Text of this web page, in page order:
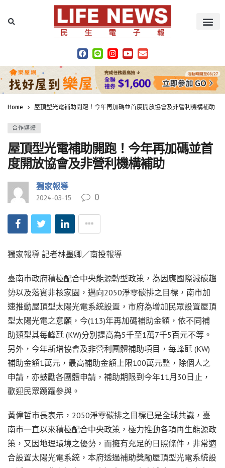
Home 屋頂型光電補助開跑！今年再加碼並首度開放協會及非營利機構補助
合作媒體
屋頂型光電補助開跑！今年再加碼並首
度開放協會及非營利機構補助
獨家報導
2024-03-15 0
獨家報導 記者林墨卿／南投報導
臺南市政府積極配合中央能源轉型政策，為因應國際減碳趨
勢以及落實非核家園，邁向2050淨零碳排之目標，南市加
速推動屋頂型太陽光電系統設置，市府為增加民眾設置屋頂
型太陽光電之意願，今(113)年再加碼補助金額，依不同補
助類型其每峰瓩 (KW)分別提高為5千至1萬7千5百元不等。
另外，今年新增協會及非營利團體補助項目，每峰瓩 (KW)
補助金額1萬元，最高補助金額上限100萬元整，除個人之
申請，亦鼓勵各團體申請，補助期限到今年11月30日止，
歡迎民眾踴躍參與。
黃偉哲市長表示，2050淨零碳排之目標已是全球共識，臺
南市一直以來積極配合中央政策，極力推動各項再生能源政
策，又因地理環境之優勢，而擁有充足的日照條件，非常適
合設置太陽光電系統，本府透過補助獎勵屋頂型光電系統設